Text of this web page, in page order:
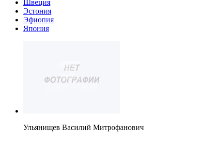
Швеция
Эстония
Эфиопия
Япония
Ульянищев Василий Митрофанович